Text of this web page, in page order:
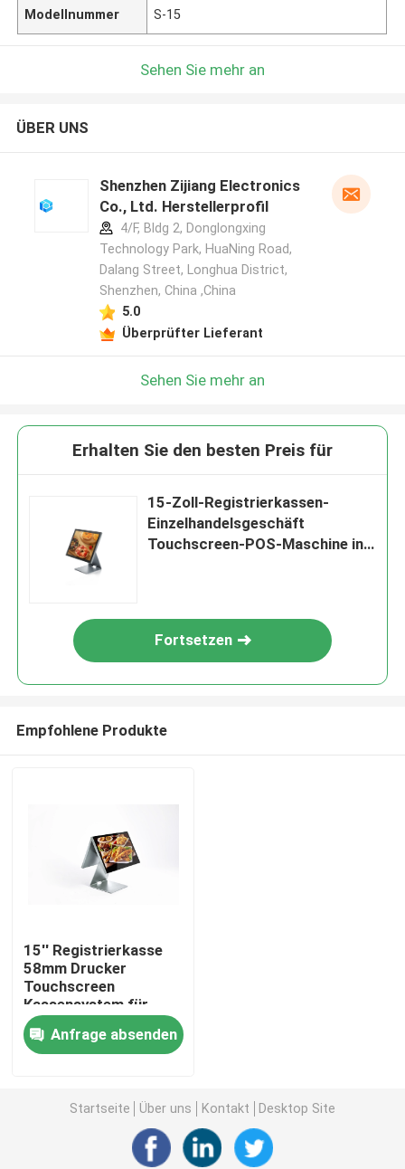
Nach Hause
Über uns
Modellnummer S-15
Sehen Sie mehr an
ÜBER UNS
Shenzhen Zijiang Electronics
Co., Ltd. Herstellerprofil
4/F, Bldg 2, Donglongxing
Technology Park, HuaNing Road,
Dalang Street, Longhua District,
Shenzhen, China ,China
5.0
Überprüfter Lieferant
Sehen Sie mehr an
Erhalten Sie den besten Preis für
15-Zoll-Registrierkassen-
Einzelhandelsgeschäft
Touchscreen-POS-Maschine in
Fortsetzen
Empfohlene Produkte
15'' Registrierkasse
58mm Drucker
Touchscreen
Kassensystem für
Supermarkt
Anfrage absenden
Startseite Über uns Kontakt Desktop Site